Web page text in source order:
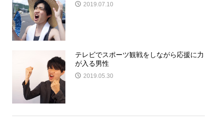
2019.07.10
テレビでスポーツ観戦をしながら応援に力
が入る男性
2019.05.30